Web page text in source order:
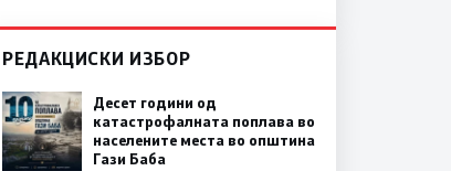
РЕДАКЦИСКИ ИЗБОР
Десет години од
катастрофалната поплава во
населените места во општина
Гази Баба